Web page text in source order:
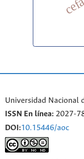
Universidad Nacional
ISSN En línea: 2027-
DOI:10.15446/aoc